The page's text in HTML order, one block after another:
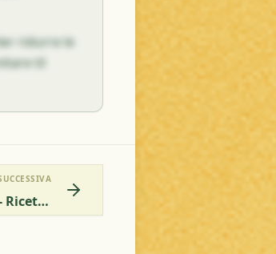
ridurre le
til
Palak Gajar Shimla Mirch Ayurvedico - Ricetta Per Spinaci Con Carote E Peperoni